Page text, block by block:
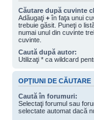
Căutare după cuvinte
Adăugaţi + în faţa unui
trebuie găsit. Puneţi o
numai unul din cuvinte
cuvinte.
Caută după autor:
Utilizaţi * ca wildcard
OPŢIUNI DE CĂUTARE
Caută în forumuri:
Selectaţi forumul sau
selectate automat dacă